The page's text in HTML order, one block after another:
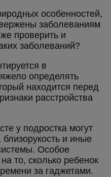
особенностей,
заболеваниям
проверить и
заболеваний?
в
определять
находится перед
расстройства
у подростка могут
близорукость и иные
Особое
то, сколько ребенок
за гаджетами.